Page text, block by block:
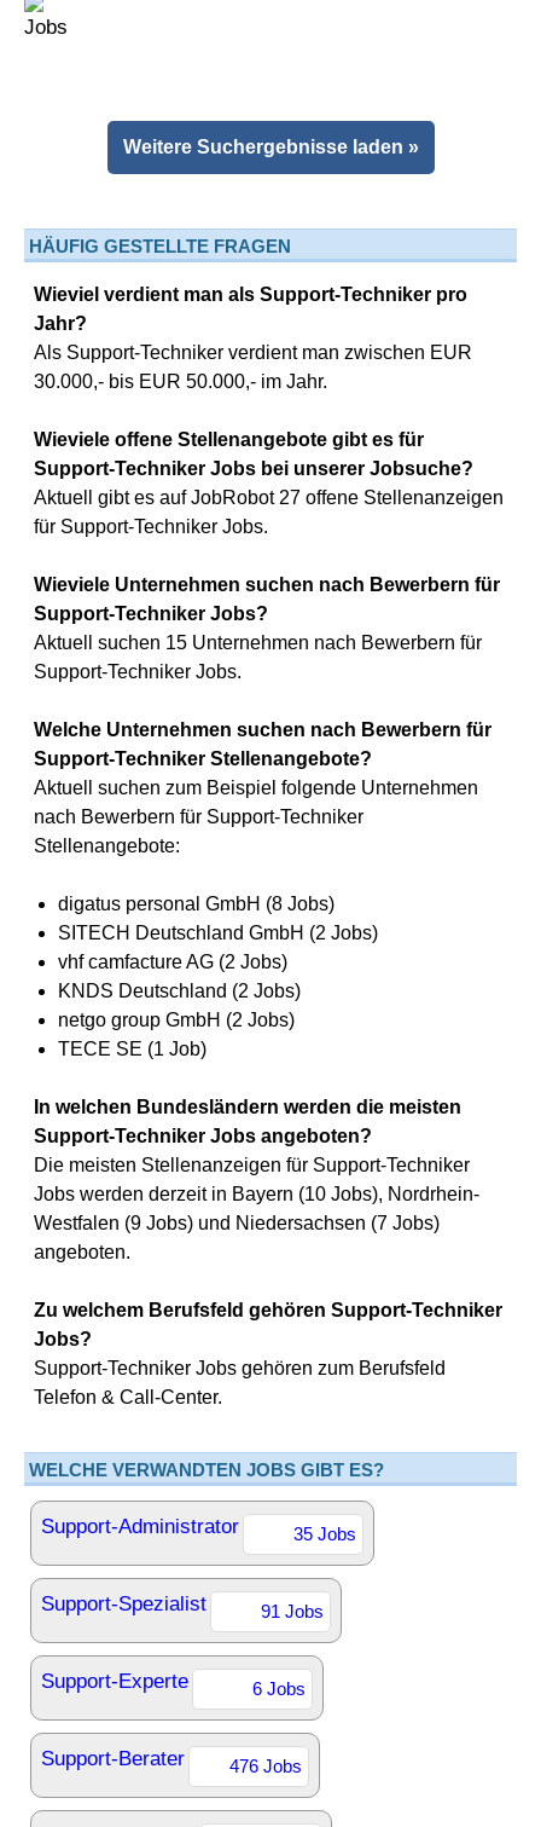
Weitere Suchergebnisse laden »
HÄUFIG GESTELLTE FRAGEN
Wieviel verdient man als Support-Techniker pro
Jahr?
Als Support-Techniker verdient man zwischen EUR
30.000,- bis EUR 50.000,- im Jahr.
Wieviele offene Stellenangebote gibt es für
Support-Techniker Jobs bei unserer Jobsuche?
Aktuell gibt es auf JobRobot 27 offene Stellenanzeigen
für Support-Techniker Jobs.
Wieviele Unternehmen suchen nach Bewerbern für
Support-Techniker Jobs?
Aktuell suchen 15 Unternehmen nach Bewerbern für
Support-Techniker Jobs.
Welche Unternehmen suchen nach Bewerbern für
Support-Techniker Stellenangebote?
Aktuell suchen zum Beispiel folgende Unternehmen
nach Bewerbern für Support-Techniker
Stellenangebote:
digatus personal GmbH (8 Jobs)
SITECH Deutschland GmbH (2 Jobs)
vhf camfacture AG (2 Jobs)
KNDS Deutschland (2 Jobs)
netgo group GmbH (2 Jobs)
TECE SE (1 Job)
In welchen Bundesländern werden die meisten
Support-Techniker Jobs angeboten?
Die meisten Stellenanzeigen für Support-Techniker
Jobs werden derzeit in Bayern (10 Jobs), Nordrhein-
Westfalen (9 Jobs) und Niedersachsen (7 Jobs)
angeboten.
Zu welchem Berufsfeld gehören Support-Techniker
Jobs?
Support-Techniker Jobs gehören zum Berufsfeld
Telefon & Call-Center.
WELCHE VERWANDTEN JOBS GIBT ES?
Support-Administrator 35 Jobs
Support-Spezialist 91 Jobs
Support-Experte 6 Jobs
Support-Berater 476 Jobs